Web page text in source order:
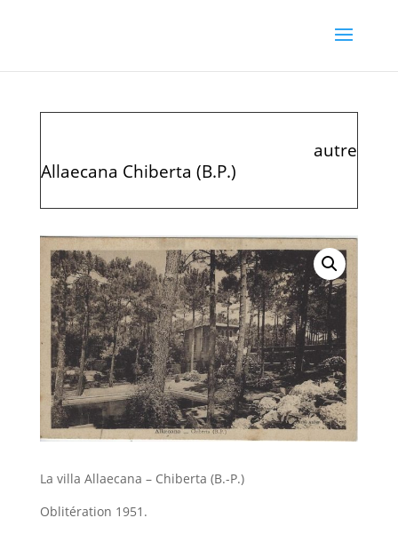
autre
Allaecana Chiberta (B.P.)
La villa Allaecana – Chiberta (B.-P.)
Oblitération 1951.